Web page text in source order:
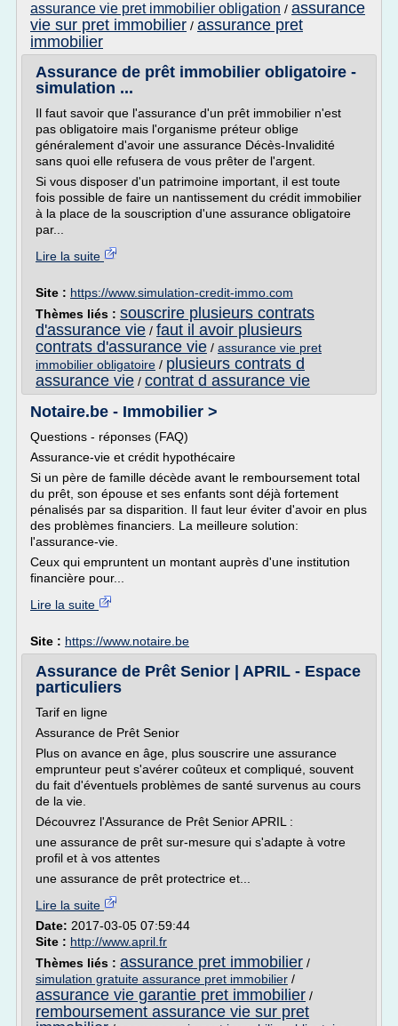
assurance vie pret immobilier obligation / assurance
vie sur pret immobilier / assurance pret
immobilier
Assurance de prêt immobilier obligatoire -
simulation ...
Il faut savoir que l'assurance d'un prêt immobilier n'est
pas obligatoire mais l'organisme préteur oblige
généralement d'avoir une assurance Décès-Invalidité
sans quoi elle refusera de vous prêter de l'argent.
Si vous disposer d'un patrimoine important, il est toute
fois possible de faire un nantissement du crédit immobilier
à la place de la souscription d'une assurance obligatoire
par...
Lire la suite
Site : https://www.simulation-credit-immo.com
Thèmes liés : souscrire plusieurs contrats
d'assurance vie / faut il avoir plusieurs
contrats d'assurance vie / assurance vie pret
immobilier obligatoire / plusieurs contrats d
assurance vie / contrat d assurance vie
Notaire.be - Immobilier >
Questions - réponses (FAQ)
Assurance-vie et crédit hypothécaire
Si un père de famille décède avant le remboursement total
du prêt, son épouse et ses enfants sont déjà fortement
pénalisés par sa disparition. Il faut leur éviter d'avoir en plus
des problèmes financiers. La meilleure solution:
l'assurance-vie.
Ceux qui empruntent un montant auprès d'une institution
financière pour...
Lire la suite
Site : https://www.notaire.be
Assurance de Prêt Senior | APRIL - Espace
particuliers
Tarif en ligne
Assurance de Prêt Senior
Plus on avance en âge, plus souscrire une assurance
emprunteur peut s'avérer coûteux et compliqué, souvent
du fait d'éventuels problèmes de santé survenus au cours
de la vie.
Découvrez l'Assurance de Prêt Senior APRIL :
une assurance de prêt sur-mesure qui s'adapte à votre
profil et à vos attentes
une assurance de prêt protectrice et...
Lire la suite
Date: 2017-03-05 07:59:44
Site : http://www.april.fr
Thèmes liés : assurance pret immobilier /
simulation gratuite assurance pret immobilier /
assurance vie garantie pret immobilier /
remboursement assurance vie sur pret